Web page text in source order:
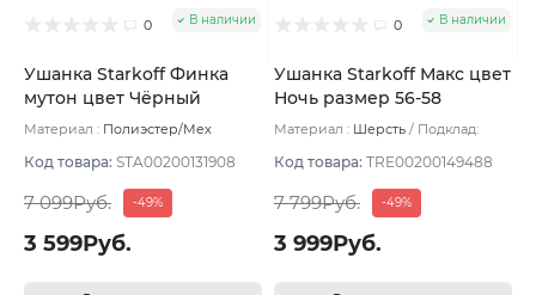
0 В наличии
Ушанка Starkoff Финка
мутон цвет Чёрный
размер 58
Материал : Полиэстер/Мех
Код товара: STA00200131908
7 099Руб. -49%
3 599Руб.
0 В наличии
Ушанка Starkoff Макс цвет
Ночь размер 56-58
Материал : Шерсть
Подклад:
Код товара: TRE00200149488
7 799Руб. -49%
3 999Руб.